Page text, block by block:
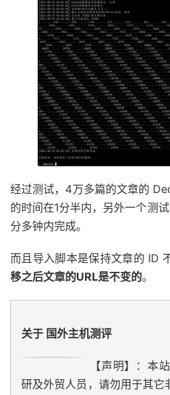
经过测试，4万多篇的文章的
的时间在1分半内，另外一个测
分多钟内完成。
而且导入脚本是保持文章的 ID
移之后文章的URL是不变的。
关于 国外主机测评
【声明】：本
研及外贸人员，请勿用于其它